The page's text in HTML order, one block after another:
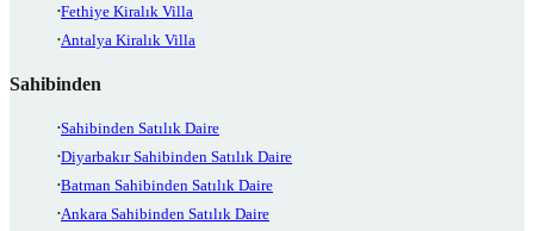
Fethiye Kiralık Villa
Antalya Kiralık Villa
Sahibinden
Sahibinden Satılık Daire
Diyarbakır Sahibinden Satılık Daire
Batman Sahibinden Satılık Daire
Ankara Sahibinden Satılık Daire